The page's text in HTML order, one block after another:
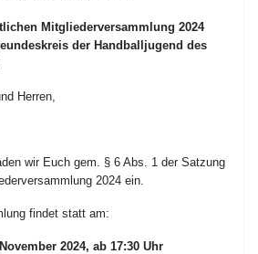
Mitgliederversammlung 2024
der Handballjugend des
Herren,
wir Euch gem. § 6 Abs. 1 der Satzung
2024 ein.
findet statt am:
2024, ab 17:30 Uhr